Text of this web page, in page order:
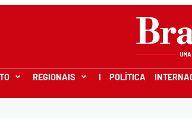
REGIONAIS I POLÍTICA